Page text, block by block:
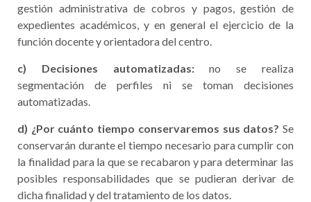
gestión administrativa de cobros y pagos, gestión de
expedientes académicos, y en general el ejercicio de la
función docente y orientadora del centro.
c) Decisiones automatizadas:no se realiza
segmentación de perfiles ni se toman decisiones
automatizadas.
d) ¿Por cuánto tiempo conservaremos sus datos? Se
conservarán durante el tiempo necesario para cumplir con
la finalidad para la que se recabaron y para determinar las
posibles responsabilidades que se pudieran derivar de
dicha finalidad y del tratamiento de los datos.